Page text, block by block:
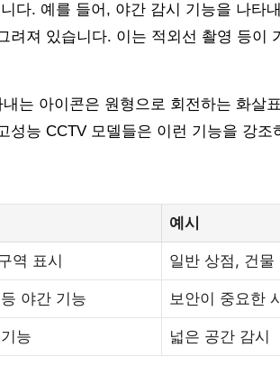
다. 예를 들어, 야간 감시 기능을 나타
려져 있습니다. 이는 적외선 촬영 등이
는 아이콘은 원형으로 회전하는 화살
능 CCTV 모델들은 이런 기능을 강조
예시
역 표시 일반 상점, 건물
야간 기능 보안이 중요한
능 넓은 공간 감시